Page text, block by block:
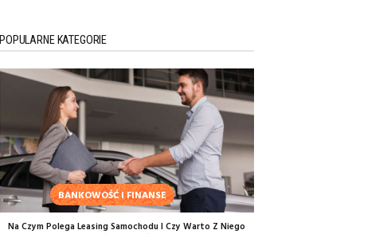
POPULARNE KATEGORIE
BANKOWOŚĆ I FINANSE
Na Czym Polega Leasing Samochodu I Czy Warto Z Niego